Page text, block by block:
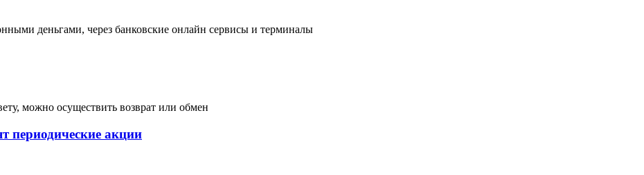
деньгами, через банковские онлайн сервисы и терминалы
можно осуществить возврат или обмен
периодические акции